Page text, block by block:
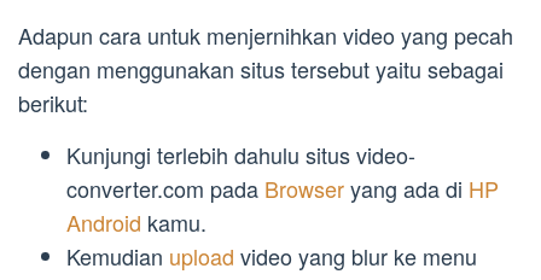
Adapun cara untuk menjernihkan video yang pecah
dengan menggunakan situs tersebut yaitu sebagai
berikut:
Kunjungi terlebih dahulu situs video-
converter.com pada Browseryang ada di HP
Android kamu.
Kemudian upload video yang blur ke menu